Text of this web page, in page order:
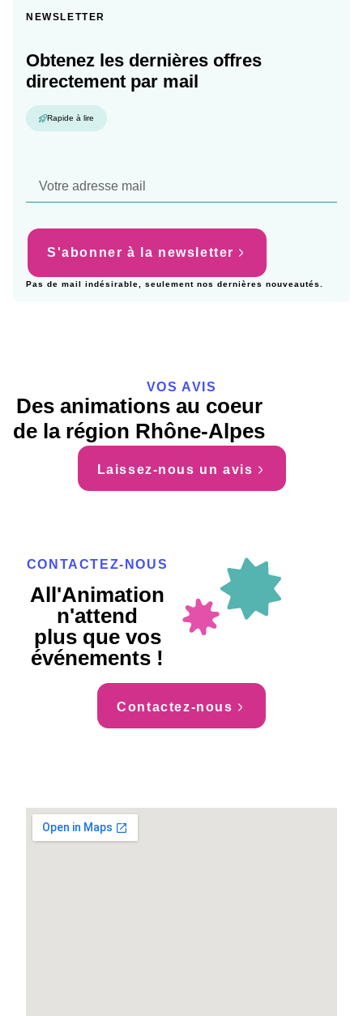
NEWSLETTER
Obtenez les dernières offres
directement par mail
Rapide à lire
S'abonner à la newsletter
Pas de mail indésirable, seulement nos dernières nouveautés.
VOS AVIS
Des animations au coeur
de la région Rhône-Alpes
Laissez-nous un avis
CONTACTEZ-NOUS
All'Animation
n'attend
plus que vos
événements !
Contactez-nous